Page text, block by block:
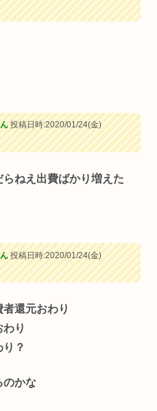
投稿日時:2020/01/24(金)
ねえ出費ばかり増えた
投稿日時:2020/01/24(金)
還元おわり
り
り？
のかな